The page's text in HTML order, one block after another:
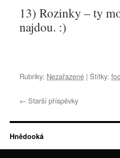
13) Rozinky – ty
najdou. :)
Rubriky: Nezařazené | Štítky:
← Starší příspěvky
Hnědooká